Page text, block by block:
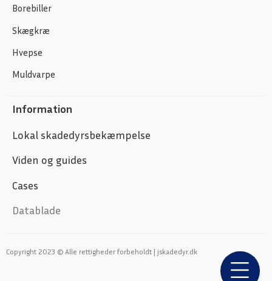
Borebiller
Skægkræ
Hvepse
Muldvarpe
Information
Lokal skadedyrsbekæmpelse
Viden og guides
Cases
Datablade
Copyright 2023 © Alle rettigheder forbeholdt | jskadedyr.dk